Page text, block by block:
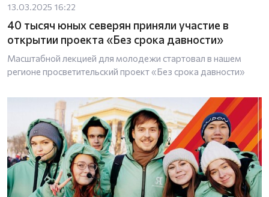
13.03.2025 16:22
40 тысяч юных северян приняли участие в
открытии проекта «Без срока давности»
Масштабной лекцией для молодежи стартовал в нашем
регионе просветительский проект «Без срока давности»